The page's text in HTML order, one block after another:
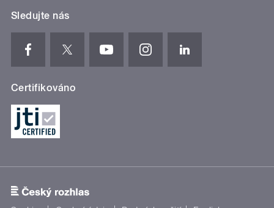
Sledujte nás
Certifikováno